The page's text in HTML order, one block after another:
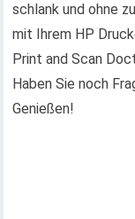
schlank und ohne
mit Ihrem HP
Print and Scan
Haben Sie noch
Genießen!